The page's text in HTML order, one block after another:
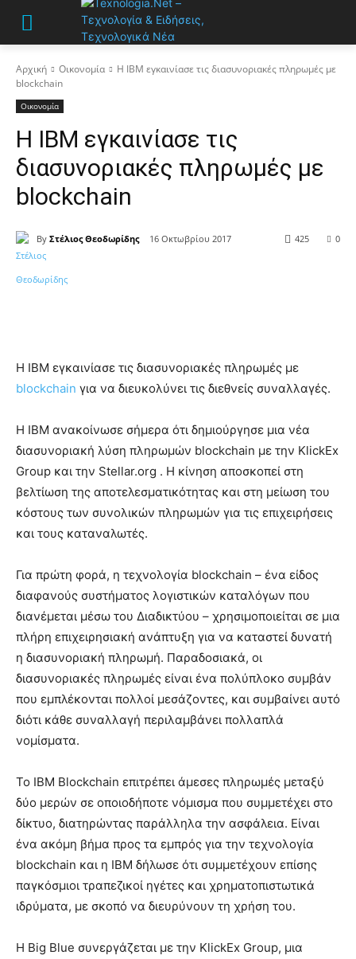
Αρχική Οικονομία
Η IBM εγκαινίασε τις διασυνοριακές πληρωμές με
blockchain
Οικονομία
Η IBM εγκαινίασε τις
διασυνοριακές πληρωμές με
blockchain
By Στέλιος Θεοδωρίδης 16 Οκτωβρίου 2017 0
425
Η IBM εγκαινίασε τις διασυνοριακές πληρωμές με
blockchain για να διευκολύνει τις διεθνείς συναλλαγές.
Η IBM ανακοίνωσε σήμερα ότι δημιούργησε μια νέα
διασυνοριακή λύση πληρωμών blockchain με την KlickEx
Group και την Stellar.org . Η κίνηση αποσκοπεί στη
βελτίωση της αποτελεσματικότητας και στη μείωση του
κόστους των συνολικών πληρωμών για τις επιχειρήσεις
και τους καταναλωτές.
Για πρώτη φορά, η τεχνολογία blockchain – ένα είδος
διαφανούς συστήματος λογιστικών καταλόγων που
διανέμεται μέσω του Διαδικτύου – χρησιμοποιείται σε μια
πλήρη επιχειρησιακή ανάπτυξη για να καταστεί δυνατή
η διασυνοριακή πληρωμή. Παραδοσιακά, οι
διασυνοριακές πληρωμές είναι ένα πολύπλοκο συμβάν
που εμπλέκονται πολλοί μεσάζοντες, και συμβαίνει αυτό
διότι κάθε συναλλαγή περιλαμβάνει πολλαπλά
νομίσματα.
Το IBM Blockchain επιτρέπει άμεσες πληρωμές μεταξύ
δύο μερών σε οποιοδήποτε νόμισμα που συμμετέχει στο
δίκτυο, διατηρώντας παράλληλα την ασφάλεια. Είναι
ένα ακόμη βήμα προς τα εμπρός για την τεχνολογία
blockchain και η IBM δήλωσε ότι συμμετέχουν επίσης
παγκόσμιοι τραπεζικοί ηγέτες και χρηματοπιστωτικά
ιδρύματα, με σκοπό να διευρύνουν τη χρήση του.
Η Big Blue συνεργάζεται με την KlickEx Group, μια